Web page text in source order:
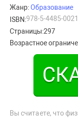
Жанр:Образование
ISBN:978-5-4485-
Страницы:297
Возрастное
Вы считаете, что